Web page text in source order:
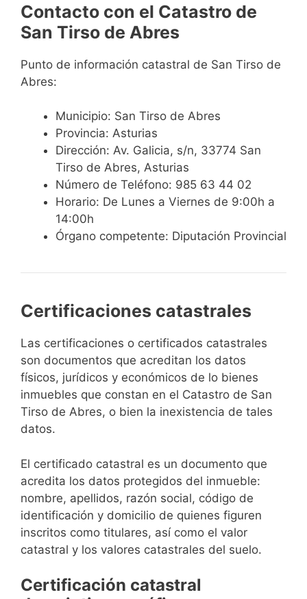
Contacto con el Catastro de
San Tirso de Abres
Punto de información catastral de San Tirso de
Abres:
Municipio: San Tirso de Abres
Provincia: Asturias
Dirección: Av. Galicia, s/n, 33774 San
Tirso de Abres, Asturias
Número de Teléfono: 985 63 44 02
Horario: De Lunes a Viernes de 9:00h a
14:00h
Órgano competente: Diputación Provincial
Certificaciones catastrales
Las certificaciones o certificados catastrales
son documentos que acreditan los datos
físicos, jurídicos y económicos de lo bienes
inmuebles que constan en el Catastro de San
Tirso de Abres, o bien la inexistencia de tales
datos.
El certificado catastral es un documento que
acredita los datos protegidos del inmueble:
nombre, apellidos, razón social, código de
identificación y domicilio de quienes figuren
inscritos como titulares, así como el valor
catastral y los valores catastrales del suelo.
Certificación catastral